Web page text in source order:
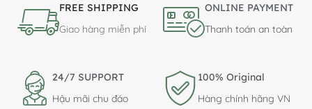
FREE SHIPPING
Giao hàng miễn phí
ONLINE PAYMENT
Thanh toán an toàn
24/7 SUPPORT
Hậu mãi chu đáo
100% Original
Hàng chính hãng VN